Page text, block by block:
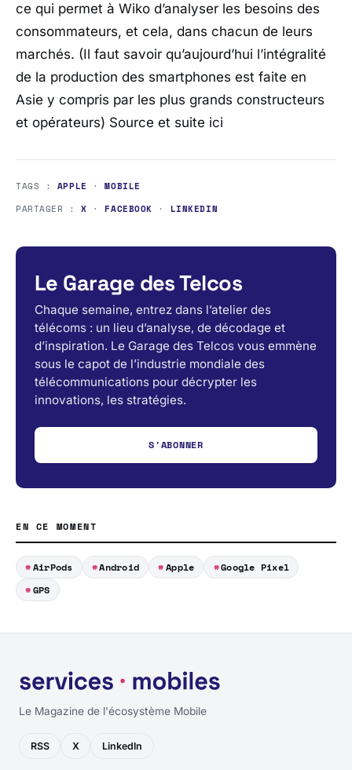
ce qui permet à Wiko d’analyser les besoins des
consommateurs, et cela, dans chacun de leurs
marchés. (Il faut savoir qu’aujourd’hui l’intégralité
de la production des smartphones est faite en
Asie y compris par les plus grands constructeurs
et opérateurs) Source et suite ici
TAGS : APPLE ·MOBILE
PARTAGER :X · FACEBOOK · LINKEDIN
Le Garage des Telcos
Chaque semaine, entrez dans l’atelier des
télécoms : un lieu d’analyse, de décodage et
d’inspiration. Le Garage des Telcos vous emmène
sous le capot de l’industrie mondiale des
télécommunications pour décrypter les
innovations, les stratégies.
S'ABONNER
EN CE MOMENT
AirPods Android Apple
Google Pixel
GPS
Le Magazine de l'écosystème Mobile
RSS X LinkedIn